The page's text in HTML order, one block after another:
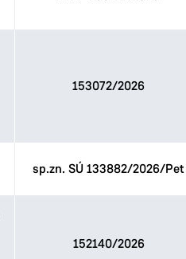
153072/2026
sp.zn. SÚ 133882/2026/Pet
152140/2026